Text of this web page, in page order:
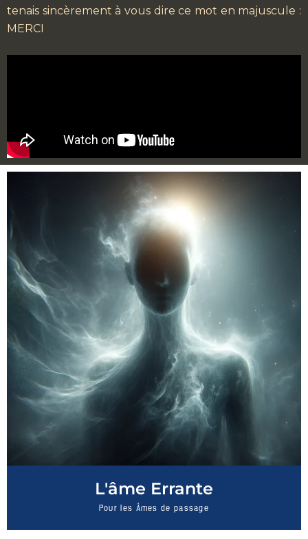
tenais sincèrement à vous dire ce mot en majuscule :
MERCI
L'âme Errante
Pour les Âmes de passage